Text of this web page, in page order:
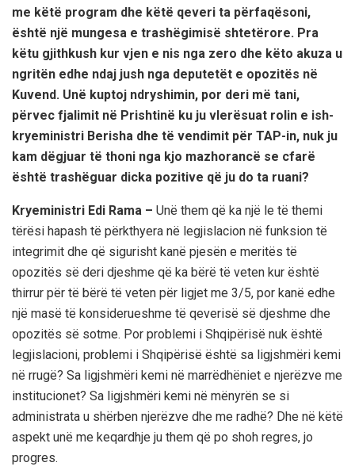
me këtë program dhe këtë qeveri ta përfaqësoni,
është një mungesa e trashëgimisë shtetërore. Pra
këtu gjithkush kur vjen e nis nga zero dhe këto akuza u
ngritën edhe ndaj jush nga deputetët e opozitës në
Kuvend. Unë kuptoj ndryshimin, por deri më tani,
përvec fjalimit në Prishtinë ku ju vlerësuat rolin e ish-
kryeministri Berisha dhe të vendimit për TAP-in, nuk ju
kam dëgjuar të thoni nga kjo mazhorancë se cfarë
është trashëguar dicka pozitive që ju do ta ruani?
Kryeministri Edi Rama – Unë them që ka një le të themi
tërësi hapash të përkthyera në legjislacion në funksion të
integrimit dhe që sigurisht kanë pjesën e meritës të
opozitës së deri djeshme që ka bërë të veten kur është
thirrur për të bërë të veten për ligjet me 3/5, por kanë edhe
një masë të konsiderueshme të qeverisë së djeshme dhe
opozitës së sotme. Por problemi i Shqipërisë nuk është
legjislacioni, problemi i Shqipërisë është sa ligjshmëri kemi
në rrugë? Sa ligjshmëri kemi në marrëdhëniet e njerëzve me
institucionet? Sa ligjshmëri kemi në mënyrën se si
administrata u shërben njerëzve dhe me radhë? Dhe në këtë
aspekt unë me keqardhje ju them që po shoh regres, jo
progres.